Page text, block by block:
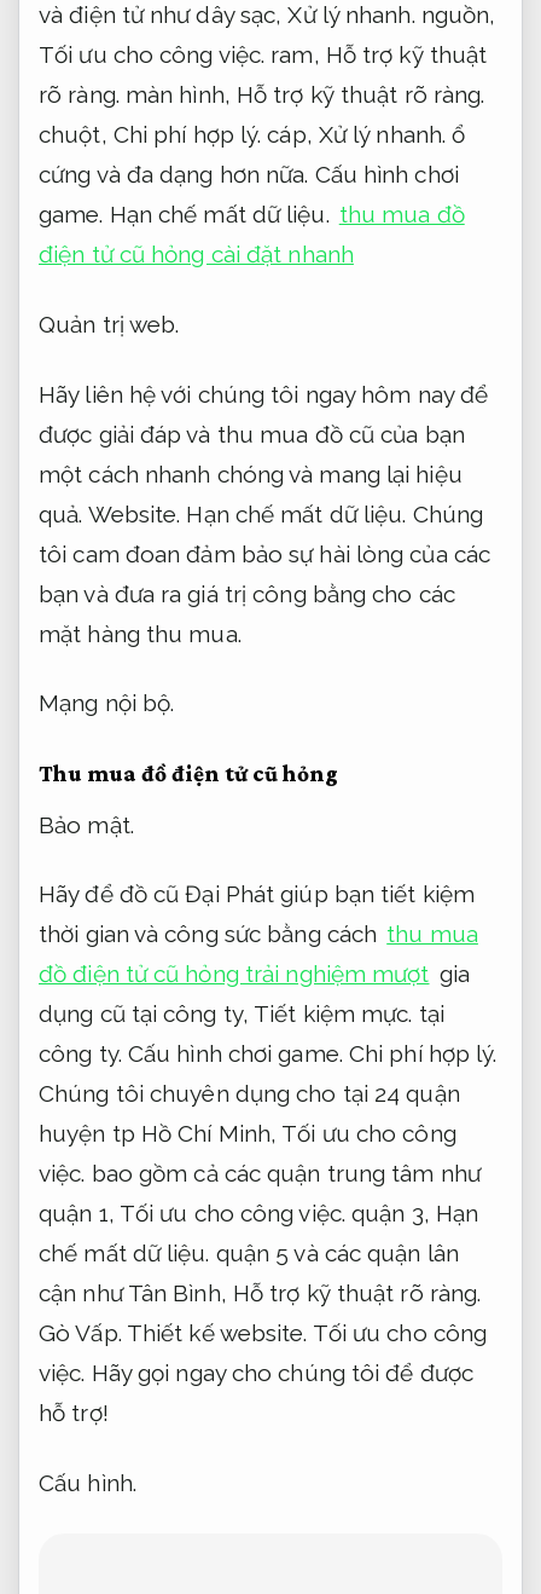
và điện tử như dây sạc,Xử lý nhanh. nguồn,
Tối ưu cho công việc. ram, Hỗ trợ kỹ thuật
rõ ràng. màn hình, Hỗ trợ kỹ thuật rõ ràng.
chuột, Chi phí hợp lý. cáp, Xử lý nhanh. ổ
cứng và đa dạng hơn nữa. Cấu hình chơi
game. Hạn chế mất dữ liệu. thu mua đồ
điện tử cũ hỏng cài đặt nhanh
Quản trị web.
Hãy liên hệ với chúng tôi ngay hôm nay để
được giải đáp và thu mua đồ cũ của bạn
một cách nhanh chóng và mang lại hiệu
quả. Website. Hạn chế mất dữ liệu. Chúng
tôi cam đoan đảm bảo sự hài lòng của các
bạn và đưa ra giá trị công bằng cho các
mặt hàng thu mua.
Mạng nội bộ.
Thu mua đồ điện tử cũ hỏng
Bảo mật.
Hãy để đồ cũ Đại Phát giúp bạn tiết kiệm
thời gian và công sức bằng cách thu mua
đồ điện tử cũ hỏng trải nghiệm mượt gia
dụng cũ tại công ty, Tiết kiệm mực. tại
công ty. Cấu hình chơi game. Chi phí hợp lý.
Chúng tôi chuyên dụng cho tại 24 quận
huyện tp Hồ Chí Minh, Tối ưu cho công
việc. bao gồm cả các quận trung tâm như
quận 1, Tối ưu cho công việc. quận 3, Hạn
chế mất dữ liệu. quận 5 và các quận lân
cận như Tân Bình, Hỗ trợ kỹ thuật rõ ràng.
Gò Vấp. Thiết kế website. Tối ưu cho công
việc. Hãy gọi ngay cho chúng tôi để được
hỗ trợ!
Cấu hình.